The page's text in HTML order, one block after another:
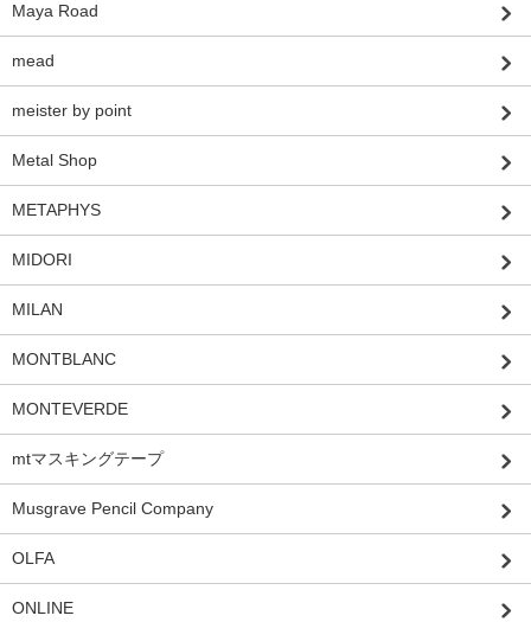
Maya Road
mead
meister by point
Metal Shop
METAPHYS
MIDORI
MILAN
MONTBLANC
MONTEVERDE
mtマスキングテープ
Musgrave Pencil Company
OLFA
ONLINE